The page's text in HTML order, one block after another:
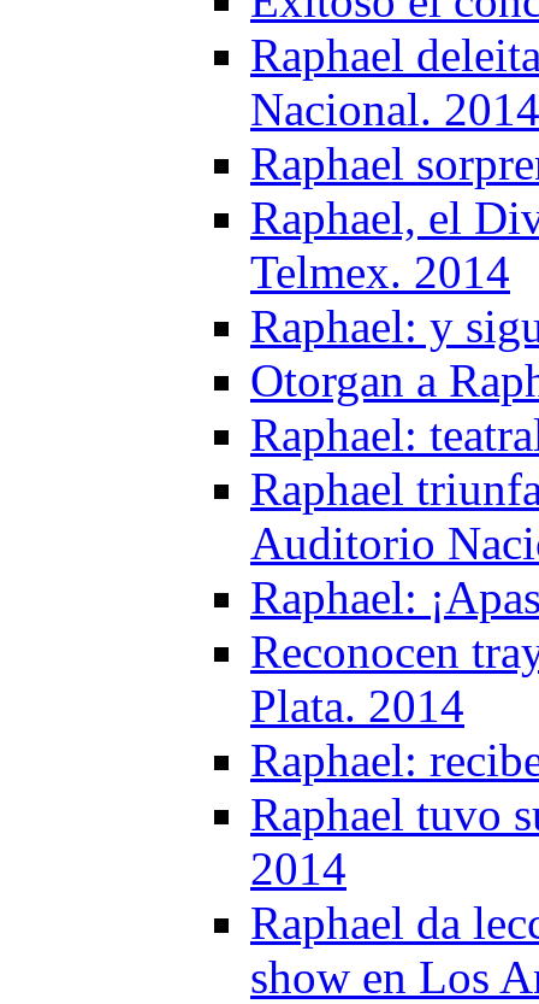
Raphael
Nacional. 2014
Raphael
Raphael, el
Telmex. 2014
Raphael: y
Otorgan a
Raphael:
Raphael
Auditorio
Raphael:
Reconocen
Plata. 2014
Raphael:
Raphael tuvo
2014
Raphael da
show en Los